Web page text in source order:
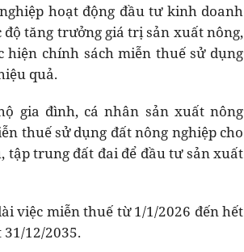
hoạt động đầu tư kinh doanh
tăng trưởng giá trị sản xuất nông,
chính sách miễn thuế sử dụng
quả.
gia đình, cá nhân sản xuất nông
thuế sử dụng đất nông nghiệp cho
trung đất đai để đầu tư sản xuất
việc miễn thuế từ 1/1/2026 đến hết
12/2035.